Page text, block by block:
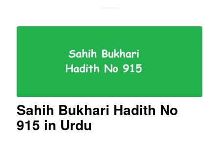
Sahih Bukhari Hadith No
915 in Urdu